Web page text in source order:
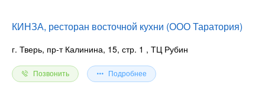
КИНЗА, ресторан восточной кухни (ООО Таратория)
г. Тверь, пр-т Калинина, 15, стр. 1 , ТЦ Рубин
Позвонить Подробнее